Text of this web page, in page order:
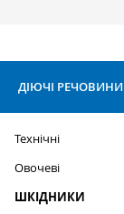
ДІЮЧІ РЕЧОВИНИ
Технічні
Овочеві
ШКІДНИКИ